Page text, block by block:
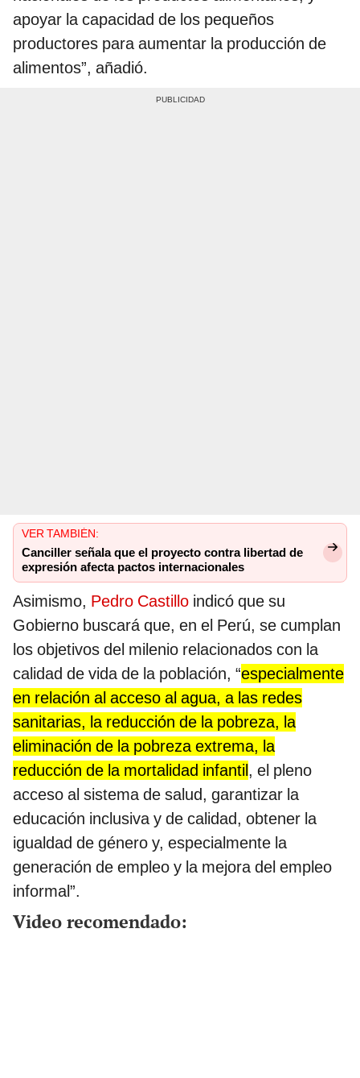
apoyar la capacidad de los pequeños
productores para aumentar la producción de
alimentos”, añadió.
VER TAMBIÉN:
Canciller señala que el proyecto contra libertad de
expresión afecta pactos internacionales
Asimismo, Pedro Castillo indicó que su
Gobierno buscará que, en el Perú, se cumplan
los objetivos del milenio relacionados con la
calidad de vida de la población, “especialmente
en relación al acceso al agua, a las redes
sanitarias, la reducción de la pobreza, la
eliminación de la pobreza extrema, la
reducción de la mortalidad infantil, el pleno
acceso al sistema de salud, garantizar la
educación inclusiva y de calidad, obtener la
igualdad de género y, especialmente la
generación de empleo y la mejora del empleo
informal”.
Video recomendado: